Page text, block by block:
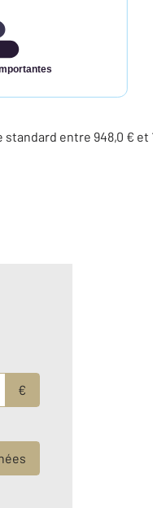
entre 948,0 €
€